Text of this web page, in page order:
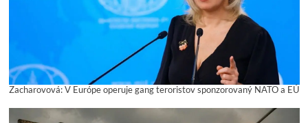
Zacharovová: V Európe operuje gang teroristov sponzorovaný NATO a EÚ